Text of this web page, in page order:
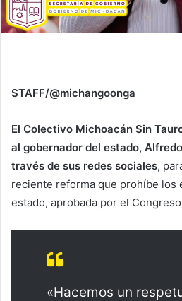
STAFF/@michangoonga
El Colectivo Michoacán Sin
al gobernador del estado,
través de sus redes sociales,
reciente reforma que prohíbe los
estado, aprobada por el
«Hacemos un